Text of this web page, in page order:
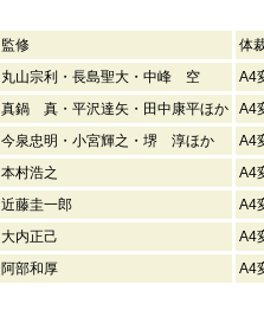
監修
体
丸山宗利・長島聖大・中峰 空
A4
真鍋 真・平沢達矢・田中康平ほか
A4
今泉忠明・小宮輝之・堺 淳ほか
A4
本村浩之
A4
近藤圭一郎
A4
大内正己
A4
阿部和厚 A4